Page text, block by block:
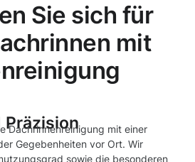
Sie sich für
mit
Präzision
Dachrinnenreinigung mit einer
Gegebenheiten vor Ort. Wir
sowie die besonderen